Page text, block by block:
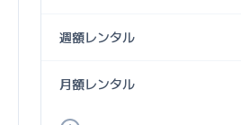
週額レンタル
月額レンタル